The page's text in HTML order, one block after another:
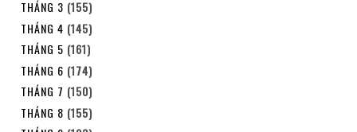
THÁNG 3 (155)
THÁNG 4 (145)
THÁNG 5 (161)
THÁNG 6 (174)
THÁNG 7 (150)
THÁNG 8 (155)